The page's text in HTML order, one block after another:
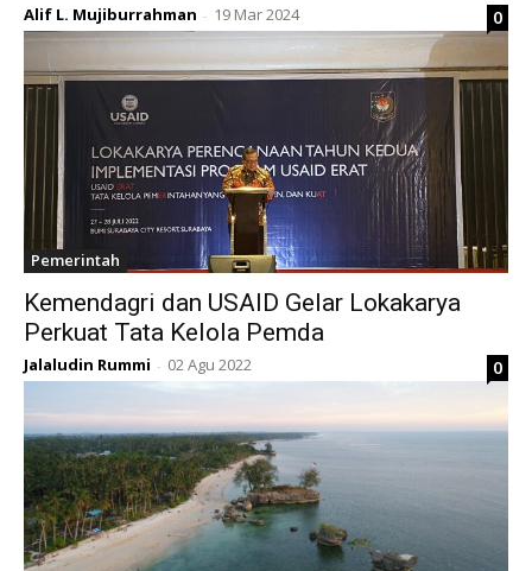
Alif L. Mujiburrahman - 19 Mar 2024 0
Pemerintah
Kemendagri dan USAID Gelar Lokakarya
Perkuat Tata Kelola Pemda
Jalaludin Rummi - 02 Agu 2022 0